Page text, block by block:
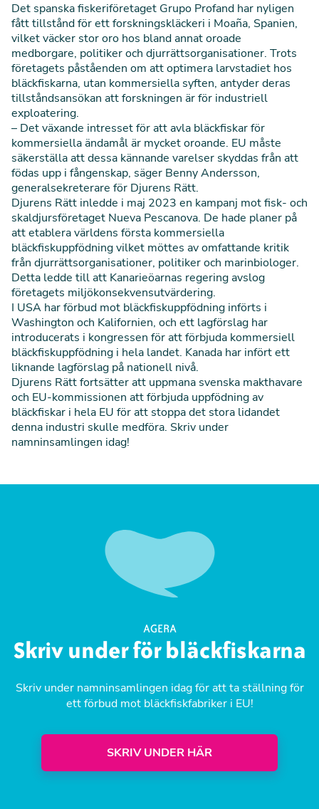
Det spanska fiskeriföretaget Grupo Profand har nyligen
fått tillstånd för ett forskningskläckeri i Moaña, Spanien,
vilket väcker stor oro hos bland annat oroade
medborgare, politiker och djurrättsorganisationer. Trots
företagets påståenden om att optimera larvstadiet hos
bläckfiskarna, utan kommersiella syften, antyder deras
tillståndsansökan att forskningen är för industriell
exploatering.
– Det växande intresset för att avla bläckfiskar för
kommersiella ändamål är mycket oroande. EU måste
säkerställa att dessa kännande varelser skyddas från att
födas upp i fångenskap, säger Benny Andersson,
generalsekreterare för Djurens Rätt.
Djurens Rätt inledde i maj 2023 en kampanj mot fisk- och
skaldjursföretaget Nueva Pescanova. De hade planer på
att etablera världens första kommersiella
bläckfiskuppfödning vilket möttes av omfattande kritik
från djurrättsorganisationer, politiker och marinbiologer.
Detta ledde till att Kanarieöarnas regering avslog
företagets miljökonsekvensutvärdering.
I USA har förbud mot bläckfiskuppfödning införts i
Washington och Kalifornien, och ett lagförslag har
introducerats i kongressen för att förbjuda kommersiell
bläckfiskuppfödning i hela landet. Kanada har infört ett
liknande lagförslag på nationell nivå.
Djurens Rätt fortsätter att uppmana svenska makthavare
och EU-kommissionen att förbjuda uppfödning av
bläckfiskar i hela EU för att stoppa det stora lidandet
denna industri skulle medföra. Skriv under
namninsamlingen idag!
AGERA
Skriv under för bläckfiskarna
Skriv under namninsamlingen idag för att ta ställning för
ett förbud mot bläckfiskfabriker i EU!
SKRIV UNDER HÄR